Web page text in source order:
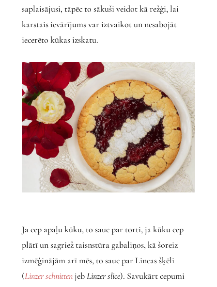
saplaisājusi, tāpēc to sākuši veidot kā režģi, lai
karstais ievārījums var iztvaikot un nesabojāt
iecerēto kūkas izskatu.
Ja cep apaļu kūku, to sauc par torti, ja kūku cep
plātī un sagriež taisnstūra gabaliņos, kā šoreiz
izmēģinājām arī mēs, to sauc par Lincas šķēli
(Linzer schnittenjebLinzer slice). Savukārt cepumi